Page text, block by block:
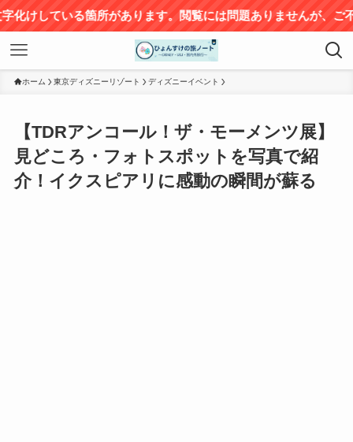
サイト
ホーム 東京ディズニーリゾート ディズニーイベント
【TDRアンコール！ザ・モーメンツ展】
見どころ・フォトスポットを写真で紹
介！イクスピアリに感動の瞬間が蘇る